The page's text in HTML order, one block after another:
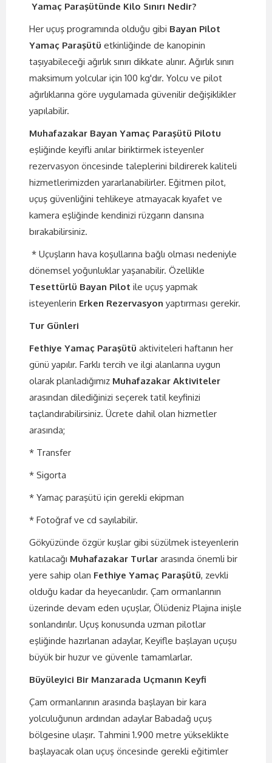
Yamaç Paraşütünde Kilo Sınırı Nedir?
Her uçuş programında olduğu gibi Bayan Pilot
Yamaç Paraşütü etkinliğinde de kanopinin
taşıyabileceği ağırlık sınırı dikkate alınır. Ağırlık sınırı
maksimum yolcular için 100 kg'dır. Yolcu ve pilot
ağırlıklarına göre uygulamada güvenilir değişiklikler
yapılabilir.
Muhafazakar Bayan Yamaç Paraşütü Pilotu
eşliğinde keyifli anılar biriktirmek isteyenler
rezervasyon öncesinde taleplerini bildirerek kaliteli
hizmetlerimizden yararlanabilirler. Eğitmen pilot,
uçuş güvenliğini tehlikeye atmayacak kıyafet ve
kamera eşliğinde kendinizi rüzgarın dansına
bırakabilirsiniz.
* Uçuşların hava koşullarına bağlı olması nedeniyle
dönemsel yoğunluklar yaşanabilir. Özellikle
Tesettürlü Bayan Pilot ile uçuş yapmak
isteyenlerin Erken Rezervasyon yaptırması gerekir.
Tur Günleri
Fethiye Yamaç Paraşütü aktiviteleri haftanın her
günü yapılır. Farklı tercih ve ilgi alanlarına uygun
olarak planladığımız Muhafazakar Aktiviteler
arasından dilediğinizi seçerek tatil keyfinizi
taçlandırabilirsiniz. Ücrete dahil olan hizmetler
arasında;
* Transfer
* Sigorta
* Yamaç paraşütü için gerekli ekipman
* Fotoğraf ve cd sayılabilir.
Gökyüzünde özgür kuşlar gibi süzülmek isteyenlerin
katılacağı Muhafazakar Turlar arasında önemli bir
yere sahip olan Fethiye Yamaç Paraşütü, zevkli
olduğu kadar da heyecanlıdır. Çam ormanlarının
üzerinde devam eden uçuşlar, Ölüdeniz Plajına inişle
sonlandırılır. Uçuş konusunda uzman pilotlar
eşliğinde hazırlanan adaylar, Keyifle başlayan uçuşu
büyük bir huzur ve güvenle tamamlarlar.
Büyüleyici Bir Manzarada Uçmanın Keyfi
Çam ormanlarının arasında başlayan bir kara
yolculuğunun ardından adaylar Babadağ uçuş
bölgesine ulaşır. Tahmini 1.900 metre yükseklikte
başlayacak olan uçuş öncesinde gerekli eğitimler